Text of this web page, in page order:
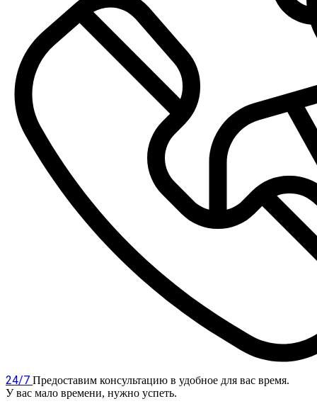
24/7 Предоставим консультацию в удобное для вас время.
У вас мало времени, нужно успеть.